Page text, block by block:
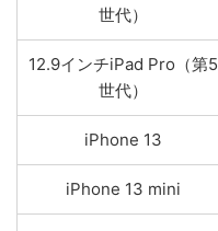
世代）
12.9インチiPad Pro（第5
世代）
iPhone 13
iPhone 13 mini